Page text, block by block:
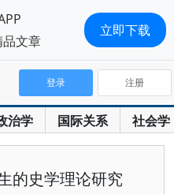
治学 国际关系 社会学
登录 注册
的史学理论研究
文章
立即下载